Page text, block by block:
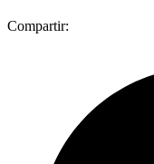
Compartir: